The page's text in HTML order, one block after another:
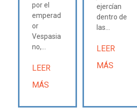
por el
emperad
or
Vespasia
no,...
LEER
MÁS
ejercían
dentro de
las...
LEER
MÁS